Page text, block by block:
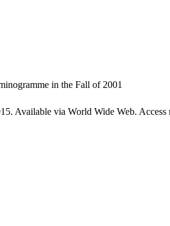
in the Fall of 2001
Available via World Wide Web.